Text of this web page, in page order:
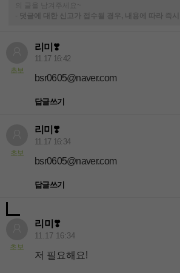
의 글을 남겨주세요~
-
댓글에 대한 신고가 접수될 경우, 내용에 따라 즉
초보
리미❣️
11.17 16:42
bsr0605@naver.com
답글쓰기
초보
리미❣️
11.17 16:34
bsr0605@naver.com
답글쓰기
초보
리미❣️
11.17 16:34
저 필요해요!